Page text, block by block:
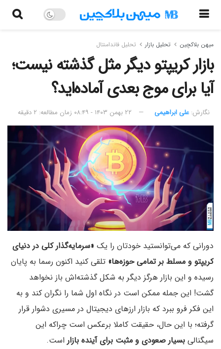
میهن بلاکچین تحلیل بازار تحلیل فاندامنتال
بازار کریپتو دیگر مثل گذشته نیست؛
آیا برای موج بعدی آماده‌اید؟
نگارش:‌ علی ابراهیمی ۲۲ بهمن ۱۴۰۳ - ۰۸:۴۹ زمان مطالعه: ۲ دقیقه
دورانی که می‌توانستید خودتان را یک «سرمایه‌گذار کلی در دنیای
کریپتو و مسلط بر تمامی حوزه‌ها» تلقی کنید اکنون رسما به پایان
رسیده و این بازار هرگز دیگر به شکل گذشته‌اش باز نخواهد
گشت! این جمله ممکن است در نگاه اول شما را نگران کند و به
این فکر فرو ببرد که بازار ارزهای دیجیتال در مسیری دشوار قرار
گرفته؛ با این حال، حقیقت کاملا برعکس است چراکه این
سیگنالی بسیار صعودی و مثبت برای آینده بازار است.